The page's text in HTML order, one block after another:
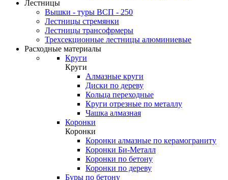
Лестницы
Вышки - туры ВСП - 250
Лестницы стремянки
Лестницы трансофрмеры
Трехсекционные лестницы алюминиевые
Расходные материалы
Круги
Круги
Алмазные круги
Диски по дереву
Кольца переходные
Круги отрезные по металлу
Чашка алмазная
Коронки
Коронки
Коронки алмазные по керамограниту
Коронки Би-Металл
Коронки по бетону
Коронки по дереву
Буры по бетону